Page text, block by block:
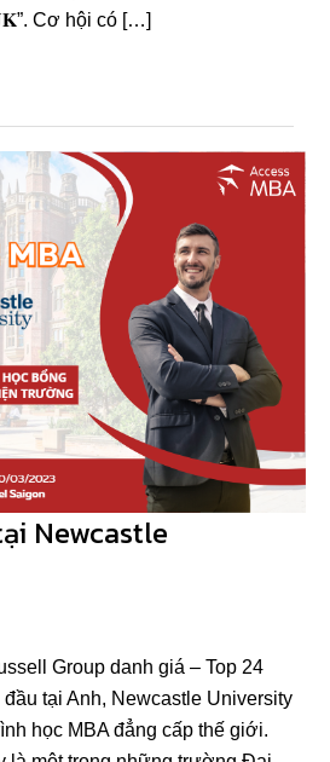
Cơ hội có […]
Newcastle
Group danh giá – Top 24
tại Anh, Newcastle University
học MBA đẳng cấp thế giới.